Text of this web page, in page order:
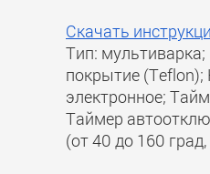
Скачать
Тип:
покрытие (Teflon);
электронное;
Таймер
(от 40 до 160